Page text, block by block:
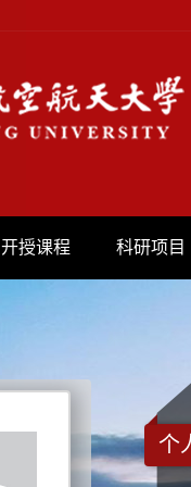
开授课程 科研项目
个